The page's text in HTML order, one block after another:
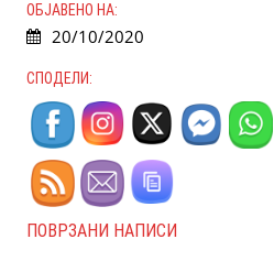
ОБЈАВЕНО НА:
20/10/2020
СПОДЕЛИ:
ПОВРЗАНИ НАПИСИ